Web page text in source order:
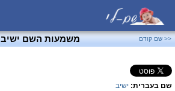
<< שם קודם משמעות השם ישיב
שם בעברית: ישיב